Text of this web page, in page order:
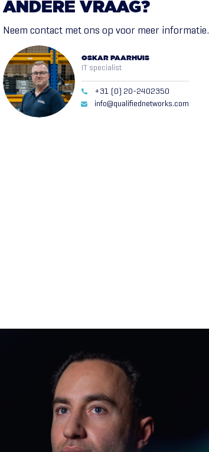
ANDERE VRAAG?
Neem contact met ons op voor meer informatie.
OSKAR PAARHUIS
IT specialist
+31 (0) 20-2402350
info@qualifiednetworks.com